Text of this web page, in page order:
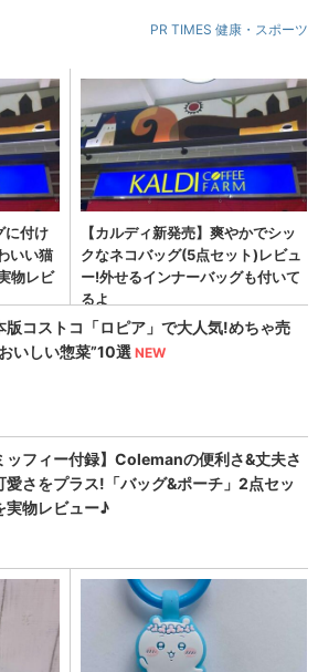
PR TIMES 健康・スポーツ